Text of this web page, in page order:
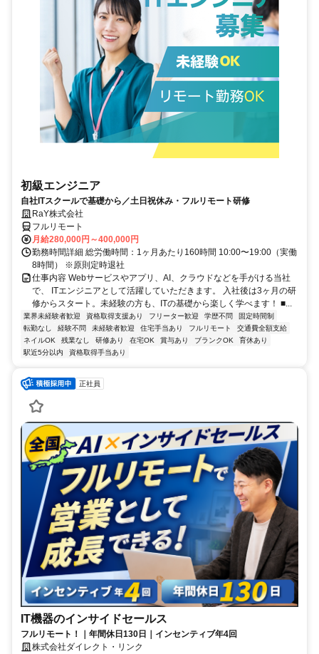
初級エンジニア
自社ITスクールで基礎から／土日祝休み・フルリモート研修
RaY株式会社
フルリモート
月給280,000円～400,000円
勤務時間詳細 総労働時間：1ヶ月あたり160時間 10:00〜19:00（実働
8時間） ※原則定時退社
仕事内容 Webサービスやアプリ、AI、クラウドなどを手がける当社
で、 ITエンジニアとして活躍していただきます。 入社後は3ヶ月の研
修からスタート。未経験の方も、ITの基礎から楽しく学べます！ ■...
業界未経験者歓迎 資格取得支援あり フリーター歓迎 学歴不問
固定時間制
転勤なし
経験不問 未経験者歓迎 住宅手当あり フルリモート
交通費全額支給
ネイルOK
残業なし 研修あり 在宅OK 賞与あり ブランクOK
育休あり
駅近5分以内
資格取得手当あり
正社員
IT機器のインサイドセールス
フルリモート！｜年間休日130日｜インセンティブ年4回
株式会社ダイレクト・リンク